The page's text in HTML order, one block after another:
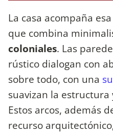
La casa acompaña
que combina
coloniales. Las
rústico dialogan con
sobre todo, con una
suavizan la
Estos arcos, además
recurso